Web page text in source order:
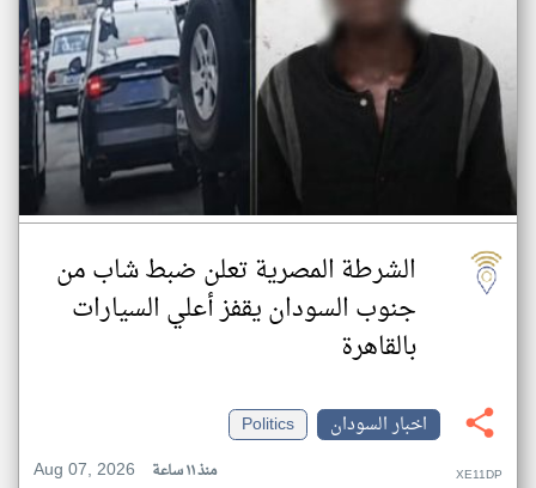
الشرطة المصرية تعلن ضبط شاب من
جنوب السودان يقفز أعلي السيارات
بالقاهرة
اخبار السودان
Politics
Aug 07, 2026
منذ ١١ ساعة XE11DP